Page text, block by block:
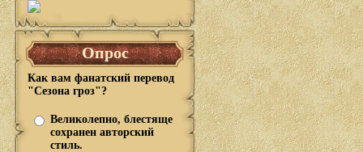
Опрос
Как вам фанатский перевод
"Сезона гроз"?
Великолепно, блестяще
сохранен авторский
стиль.